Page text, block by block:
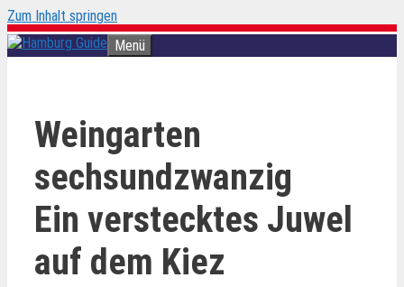
Zum Inhalt springen
Menü
Weingarten
sechsundzwanzig
Ein verstecktes Juwel
auf dem Kiez